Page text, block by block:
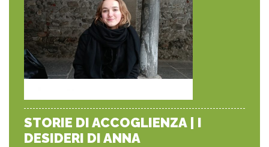
STORIE DI ACCOGLIENZA | I
DESIDERI DI ANNA